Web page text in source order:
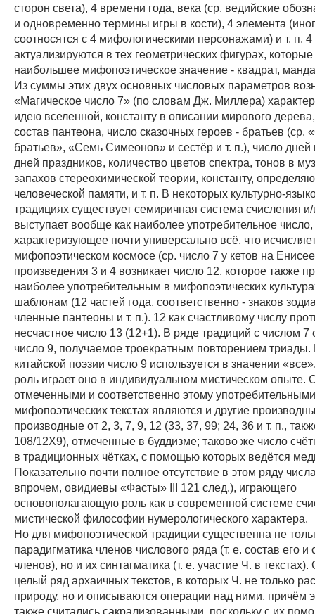
сторон света), 4 времени года, века (ср. ведийские
и одновременно термины игры в кости), 4 элемента
соотносятся с 4 мифологическими персонажами) и т. п.
актуализируются в тех геометрических фигурах,
наибольшее мифопоэтическое значение - квадрат,
Из суммы этих двух основных числовых параметров
«Магическое число 7» (по словам Дж. Миллера)
идею вселенной, константу в описании мирового
состав пантеона, число сказочных героев - братьев (ср.
братьев», «Семь Симеонов» и сестёр и т. п.), число дней
дней праздников, количество цветов спектра, тонов в
запахов стереохимической теории, константу,
человеческой памяти, и т. п. В некоторых культурно-
традициях существует семиричная система счисления
выступает вообще как наиболее употребительное число,
характеризующее почти универсально всё, что
мифопоэтическом космосе (ср. число 7 у кетов на
произведения 3 и 4 возникает число 12, которое также
наиболее употребительным в мифопоэтических
шаблонам (12 частей года, соответственно - знаков
членные пантеоны и т. п.). 12 как счастливому числу
несчастное число 13 (12+1). В ряде традиций с числом 7
число 9, получаемое троекратным повторением триады.
китайской поэзии число 9 используется в значении
роль играет оно в индивидуальном мистическом опыте.
отмеченными и соответственно этому
мифопоэтических текстах являются и другие
производные от 2, 3, 7, 9, 12 (33, 37, 99; 24, 36 и т. п.,
108/12Х9), отмеченные в буддизме; таково же число
в традиционных чётках, с помощью которых ведётся
Показательно почти полное отсутствие в этом ряду
впрочем, овидиевы «Фасты» III 121 след.), играющего
основополагающую роль как в современной системе
мистической философии нумерологического характера.
Но для мифопоэтической традиции существенна не
парадигматика членов числового ряда (т. е. состав его и
членов), но и их синтагматика (т. е. участие Ч. в
целый ряд архаичных текстов, в которых Ч. не только
природу, но и описываются операции над ними, причём
также считались сакрализованными, поскольку с их